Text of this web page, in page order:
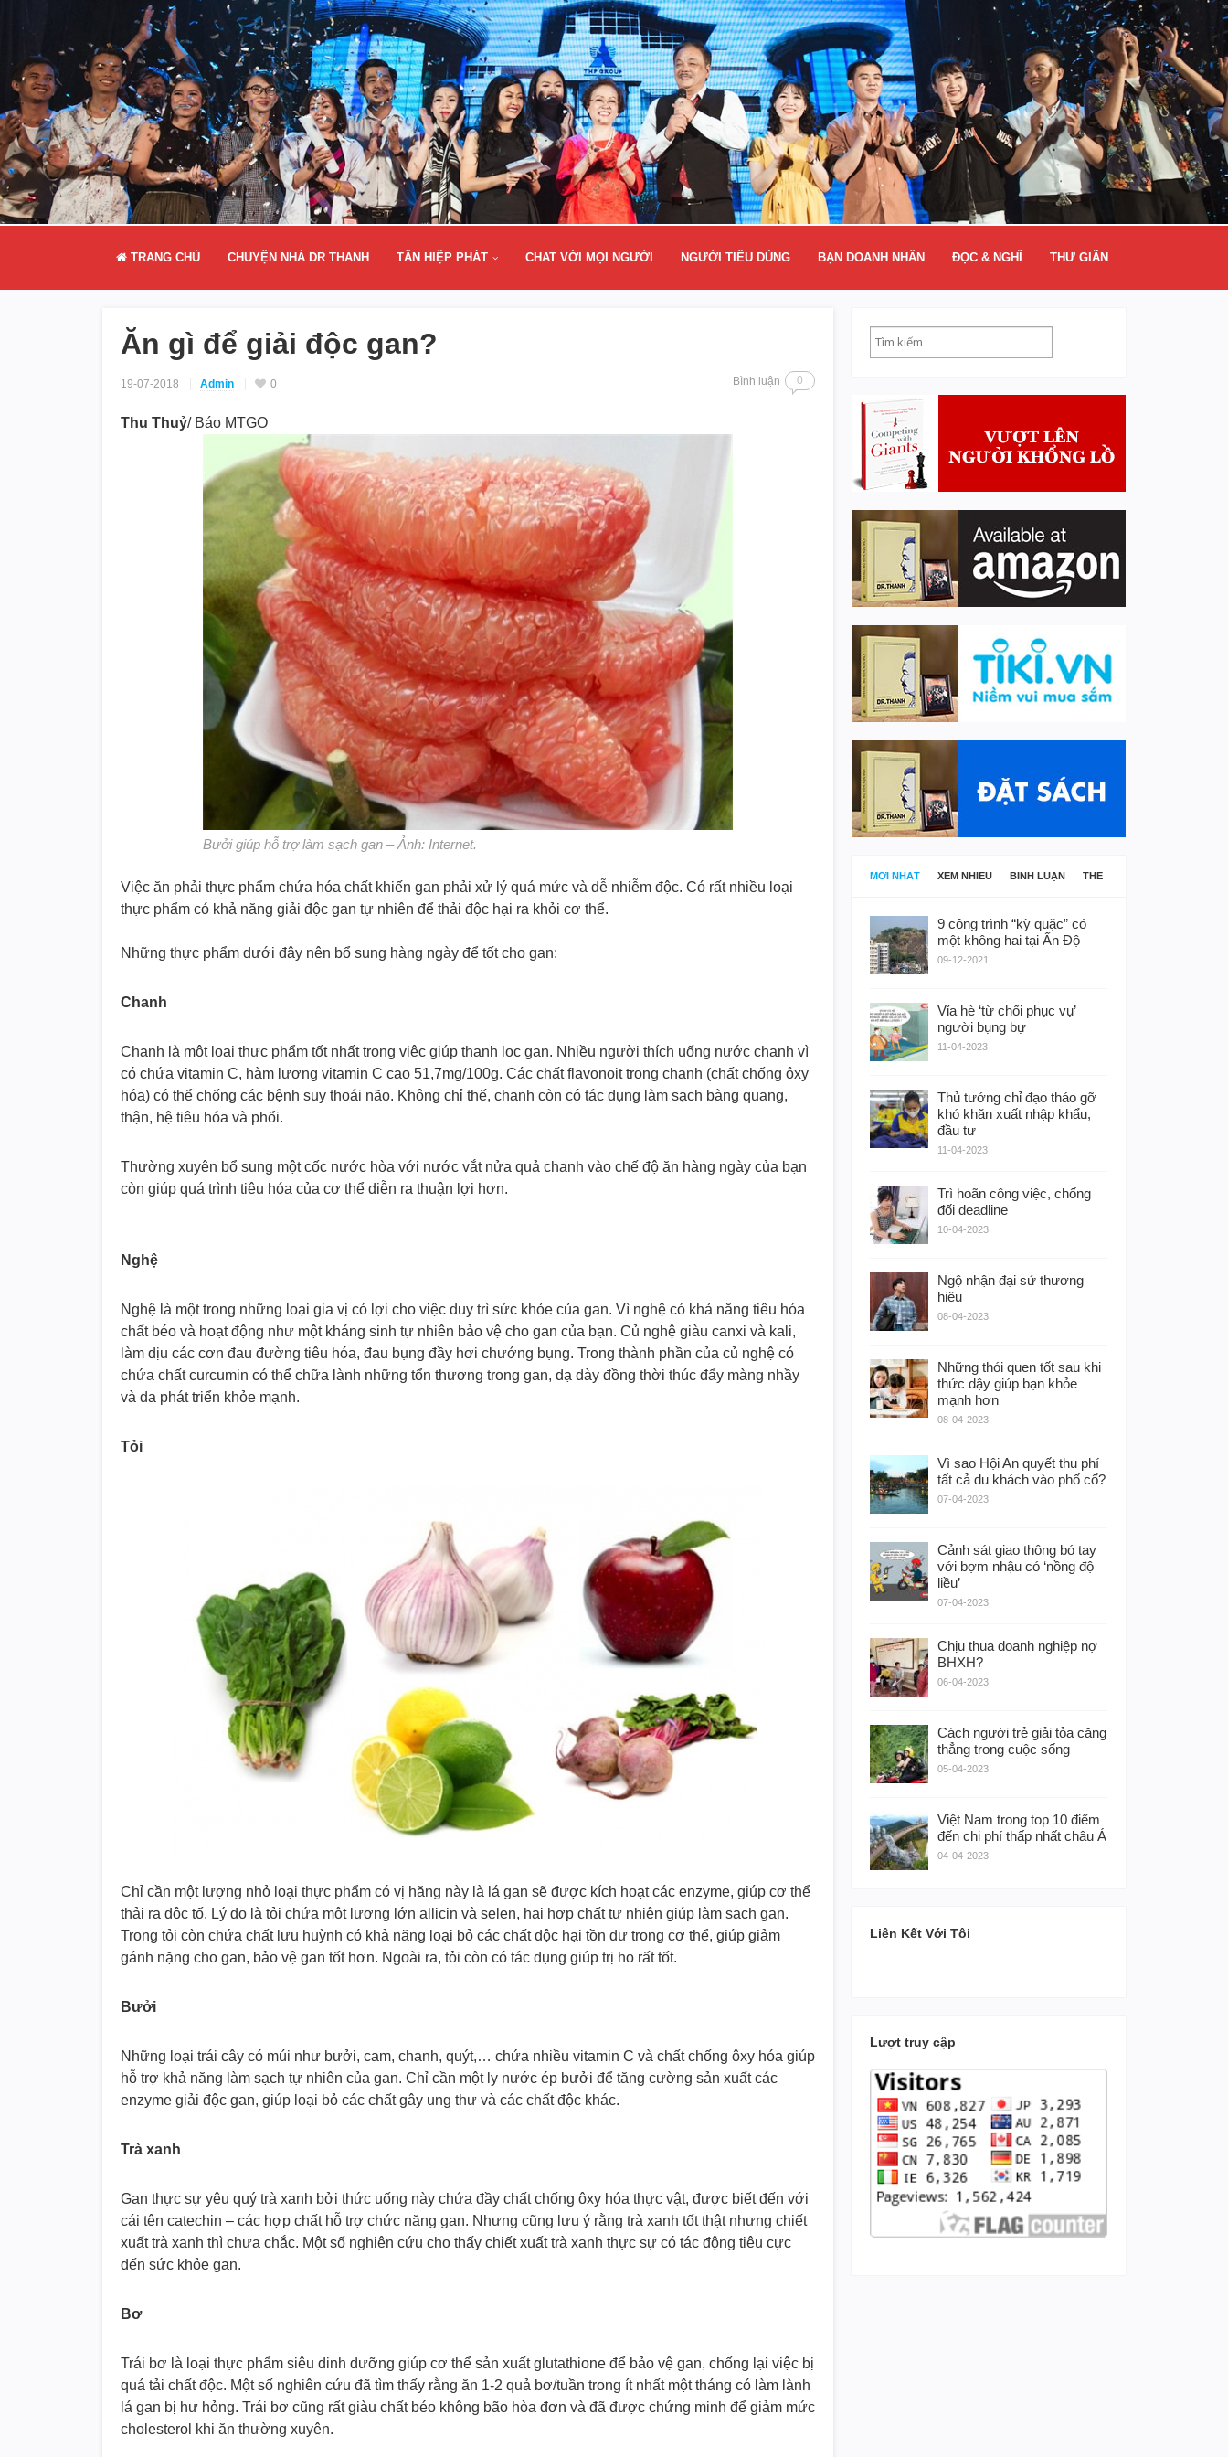
TRANG CHỦ CHUYỆN NHÀ DR THANH TÂN HIỆP PHÁT CHAT VỚI MỌI NGƯỜI NGƯỜI TIÊU DÙNG BẠN DOANH NHÂN ĐỌC & NGHĨ THƯ GIÃN
Ăn gì để giải độc gan?
19-07-2018 Admin 0 Bình luận 0
Thu Thuỷ/ Báo MTGO
Bưởi giúp hỗ trợ làm sạch gan – Ảnh: Internet.
Việc ăn phải thực phẩm chứa hóa chất khiến gan phải xử lý quá mức và dễ nhiễm độc. Có rất nhiều loại
thực phẩm có khả năng giải độc gan tự nhiên để thải độc hại ra khỏi cơ thể.
Những thực phẩm dưới đây nên bổ sung hàng ngày để tốt cho gan:
Chanh
Chanh là một loại thực phẩm tốt nhất trong việc giúp thanh lọc gan. Nhiều người thích uống nước chanh vì
có chứa vitamin C, hàm lượng vitamin C cao 51,7mg/100g. Các chất flavonoit trong chanh (chất chống ôxy
hóa) có thể chống các bệnh suy thoái não. Không chỉ thế, chanh còn có tác dụng làm sạch bàng quang,
thận, hệ tiêu hóa và phổi.
Thường xuyên bổ sung một cốc nước hòa với nước vắt nửa quả chanh vào chế độ ăn hàng ngày của bạn
còn giúp quá trình tiêu hóa của cơ thể diễn ra thuận lợi hơn.
Nghệ
Nghệ là một trong những loại gia vị có lợi cho việc duy trì sức khỏe của gan. Vì nghệ có khả năng tiêu hóa
chất béo và hoạt động như một kháng sinh tự nhiên bảo vệ cho gan của bạn. Củ nghệ giàu canxi và kali,
làm dịu các cơn đau đường tiêu hóa, đau bụng đầy hơi chướng bụng. Trong thành phần của củ nghệ có
chứa chất curcumin có thể chữa lành những tổn thương trong gan, dạ dày đồng thời thúc đẩy màng nhầy
và da phát triển khỏe mạnh.
Tỏi
Chỉ cần một lượng nhỏ loại thực phẩm có vị hăng này là lá gan sẽ được kích hoạt các enzyme, giúp cơ thể
thải ra độc tố. Lý do là tỏi chứa một lượng lớn allicin và selen, hai hợp chất tự nhiên giúp làm sạch gan.
Trong tỏi còn chứa chất lưu huỳnh có khả năng loại bỏ các chất độc hại tồn dư trong cơ thể, giúp giảm
gánh nặng cho gan, bảo vệ gan tốt hơn. Ngoài ra, tỏi còn có tác dụng giúp trị ho rất tốt.
Bưởi
Những loại trái cây có múi như bưởi, cam, chanh, quýt,… chứa nhiều vitamin C và chất chống ôxy hóa giúp
hỗ trợ khả năng làm sạch tự nhiên của gan. Chỉ cần một ly nước ép bưởi để tăng cường sản xuất các
enzyme giải độc gan, giúp loại bỏ các chất gây ung thư và các chất độc khác.
Trà xanh
Gan thực sự yêu quý trà xanh bởi thức uống này chứa đầy chất chống ôxy hóa thực vật, được biết đến với
cái tên catechin – các hợp chất hỗ trợ chức năng gan. Nhưng cũng lưu ý rằng trà xanh tốt thật nhưng chiết
xuất trà xanh thì chưa chắc. Một số nghiên cứu cho thấy chiết xuất trà xanh thực sự có tác động tiêu cực
đến sức khỏe gan.
Bơ
Trái bơ là loại thực phẩm siêu dinh dưỡng giúp cơ thể sản xuất glutathione để bảo vệ gan, chống lại việc bị
quá tải chất độc. Một số nghiên cứu đã tìm thấy rằng ăn 1-2 quả bơ/tuần trong ít nhất một tháng có làm lành
lá gan bị hư hỏng. Trái bơ cũng rất giàu chất béo không bão hòa đơn và đã được chứng minh để giảm mức
cholesterol khi ăn thường xuyên.
MỚI NHẤT XEM NHIỀU BÌNH LUẬN THẺ
9 công trình “kỳ quặc” có
một không hai tại Ấn Độ
09-12-2021
Vỉa hè ‘từ chối phục vụ’
người bụng bự
11-04-2023
Thủ tướng chỉ đạo tháo gỡ
khó khăn xuất nhập khẩu,
đầu tư
11-04-2023
Trì hoãn công việc, chống
đối deadline
10-04-2023
Ngộ nhận đại sứ thương
hiệu
08-04-2023
Những thói quen tốt sau khi
thức dậy giúp bạn khỏe
mạnh hơn
08-04-2023
Vì sao Hội An quyết thu phí
tất cả du khách vào phố cổ?
07-04-2023
Cảnh sát giao thông bó tay
với bợm nhậu có ‘nồng độ
liều’
07-04-2023
Chịu thua doanh nghiệp nợ
BHXH?
06-04-2023
Cách người trẻ giải tỏa căng
thẳng trong cuộc sống
05-04-2023
Việt Nam trong top 10 điểm
đến chi phí thấp nhất châu Á
04-04-2023
Liên Kết Với Tôi
Lượt truy cập